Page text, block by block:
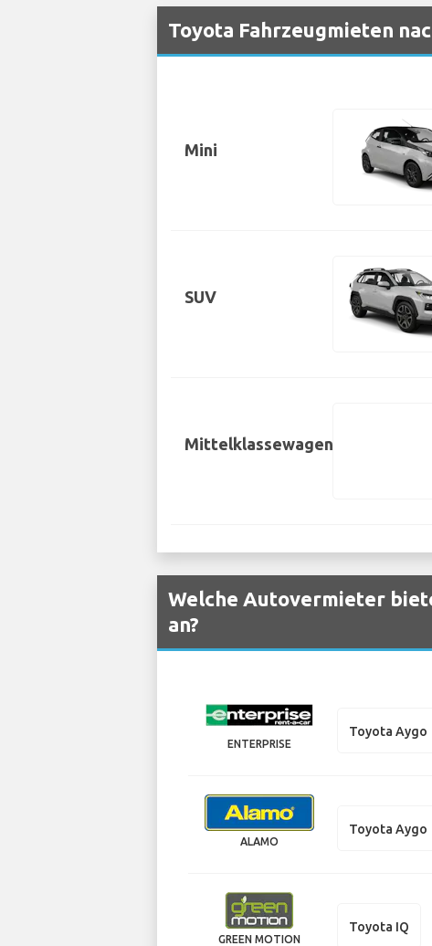
Toyota Fahrzeugmieten
Mini
SUV
Mittelklassewagen
Welche Autovermieter
an?
ENTERPRISE
Toyota Aygo
ALAMO
Toyota Aygo
GREEN MOTION
Toyota IQ